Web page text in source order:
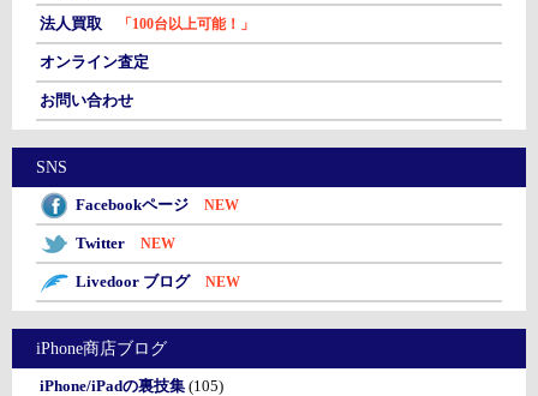
法人買取 「100台以上可能！」
オンライン査定
お問い合わせ
SNS
Facebookページ NEW
Twitter NEW
Livedoor ブログ NEW
iPhone商店ブログ
iPhone/iPadの裏技集(105)